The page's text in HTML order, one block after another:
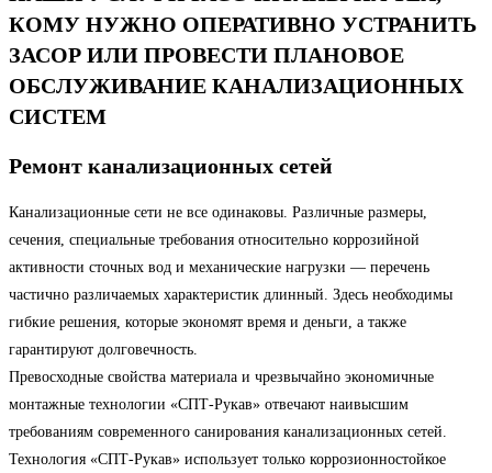
КОМУ НУЖНО ОПЕРАТИВНО УСТРАНИТЬ
ЗАСОР ИЛИ ПРОВЕСТИ ПЛАНОВОЕ
ОБСЛУЖИВАНИЕ КАНАЛИЗАЦИОННЫХ
СИСТЕМ
Ремонт канализационных сетей
Канализационные сети не все одинаковы. Различные размеры,
сечения, специальные требования относительно коррозийной
активности сточных вод и механические нагрузки — перечень
частично различаемых характеристик длинный. Здесь необходимы
гибкие решения, которые экономят время и деньги, а также
гарантируют долговечность.
Превосходные свойства материала и чрезвычайно экономичные
монтажные технологии «СПТ-Рукав» отвечают наивысшим
требованиям современного санирования канализационных сетей.
Технология «СПТ-Рукав» использует только коррозионностойкое